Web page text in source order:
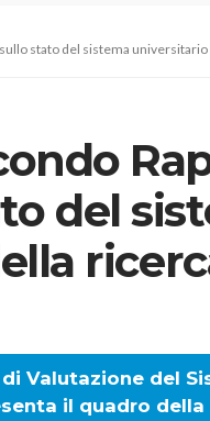
stato del sistema universitario
del
Valutazione del
il quadro